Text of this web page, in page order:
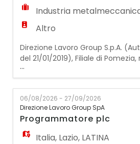
Industria
Altro
Direzione Lavoro Group S.p.A.
del 21/01/2019), Filiale di
azienda operante nel settore
dell'automazione industriale un
Programmatore PLC da inserire
dell'ufficio tecnico per lo sviluppo,
programmazione e il collaudo di
destinati a impianti e macchinari
La risorsa si occuperà
...
06/08/2026 - 27/09/2026
Direzione Lavoro Group SpA
Programmatore plc
Italia, Lazio, LATINA